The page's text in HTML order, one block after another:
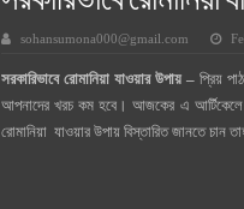
সুপারক্রিট সিমেন্ট দাম
জুডিশিয়াল ম্যাজিস্ট্রেট
ওয়ালটন মোবাইল
ওয়ালটন টিভি কিস্তিতে
sohansumona000@gmail.com
সরকারিভাবে রোমানিয়া যাওয়ার উপায় – প্রিয়
আপনাদের খরচ কম হবে। আজকের এ আর্টিকেলে
রোমানিয়া যাওয়ার উপায় বিস্তারিত জানতে